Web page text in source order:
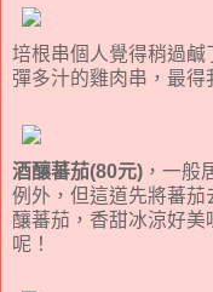
培根串個人覺得稍過
彈多汁的雞肉串，最得
酒釀蕃茄(80元) ，一般
例外，但這道先將蕃
釀蕃茄，香甜冰涼好
呢！